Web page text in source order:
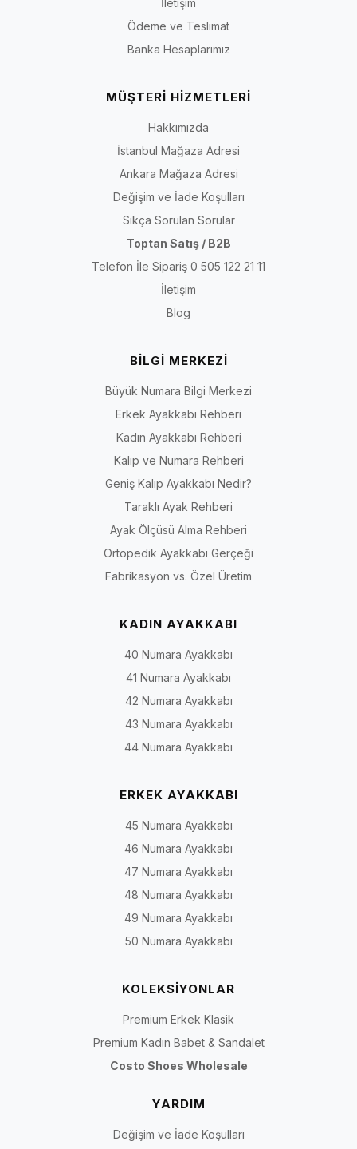
İletişim
Ödeme ve Teslimat
Banka Hesaplarımız
MÜŞTERİ HİZMETLERİ
Hakkımızda
İstanbul Mağaza Adresi
Ankara Mağaza Adresi
Değişim ve İade Koşulları
Sıkça Sorulan Sorular
Toptan Satış / B2B
Telefon İle Sipariş 0 505 122 21 11
İletişim
Blog
BİLGİ MERKEZİ
Büyük Numara Bilgi Merkezi
Erkek Ayakkabı Rehberi
Kadın Ayakkabı Rehberi
Kalıp ve Numara Rehberi
Geniş Kalıp Ayakkabı Nedir?
Taraklı Ayak Rehberi
Ayak Ölçüsü Alma Rehberi
Ortopedik Ayakkabı Gerçeği
Fabrikasyon vs. Özel Üretim
KADIN AYAKKABI
40 Numara Ayakkabı
41 Numara Ayakkabı
42 Numara Ayakkabı
43 Numara Ayakkabı
44 Numara Ayakkabı
ERKEK AYAKKABI
45 Numara Ayakkabı
46 Numara Ayakkabı
47 Numara Ayakkabı
48 Numara Ayakkabı
49 Numara Ayakkabı
50 Numara Ayakkabı
KOLEKSİYONLAR
Premium Erkek Klasik
Premium Kadın Babet & Sandalet
Costo Shoes Wholesale
YARDIM
Değişim ve İade Koşulları